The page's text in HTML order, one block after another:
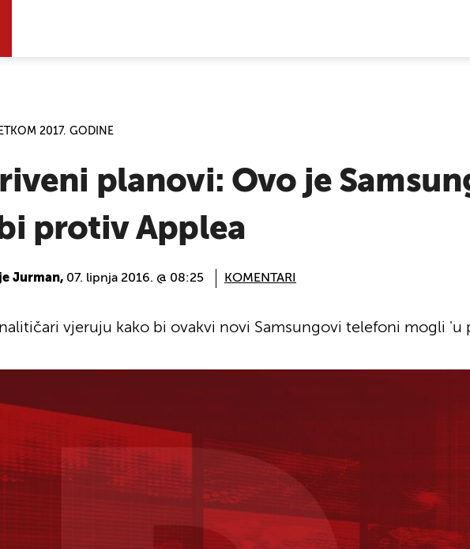
2017. GODINE
planovi: Ovo je
protiv Applea
Jurman, 07. lipnja 2016. @ 08:25 KOMENTARI
vjeruju kako bi ovakvi novi Samsungovi telefoni mogli